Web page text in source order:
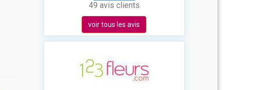
49 avis clients
voir tous les avis